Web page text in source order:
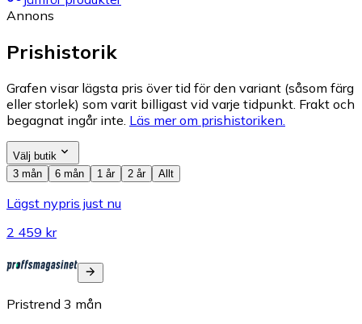
Annons
Prishistorik
Grafen visar lägsta pris över tid för den variant (såsom färg
eller storlek) som varit billigast vid varje tidpunkt. Frakt och
begagnat ingår inte. Läs mer om prishistoriken.
Välj butik
3 mån
6 mån 1 år 2 år Allt
Lägst nypris just nu
2 459 kr
Pristrend 3 mån